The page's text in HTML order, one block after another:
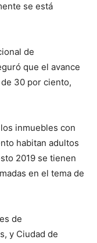
se está
de
que el avance
30 por ciento,
inmuebles con
habitan adultos
2019 se tienen
en el tema de
de
y Ciudad de